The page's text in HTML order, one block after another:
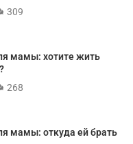
309
мамы: хотите жить
268
мамы: откуда ей брать